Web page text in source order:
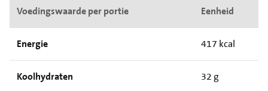
Voedingswaarde per portie Eenheid
Energie 417 kcal
Koolhydraten 32 g